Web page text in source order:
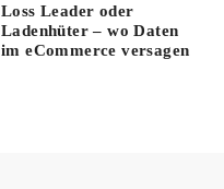
Loss Leader oder
Ladenhüter – wo Daten
im eCommerce versagen